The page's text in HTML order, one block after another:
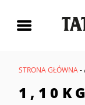
STRONA GŁÓWNA-
1,10KG